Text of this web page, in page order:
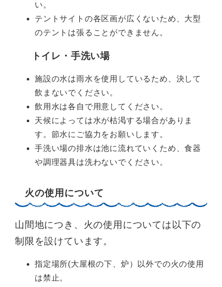
い。
テントサイトの各区画が広くないため、大型
のテントは張ることができません。
トイレ・手洗い場
施設の水は雨水を使用しているため、決して
飲まないでください。
飲用水は各自で用意してください。
天候によっては水が枯渇する場合がありま
す。節水にご協力をお願いします。
手洗い場の排水は池に流れていくため、食器
や調理器具は洗わないでください。
火の使用について
山間地につき、火の使用については以下の
制限を設けています。
指定場所(大屋根の下、炉）以外での火の使用
は禁止。